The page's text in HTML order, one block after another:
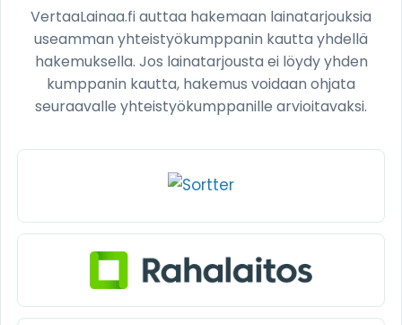
VertaaLainaa.fi auttaa hakemaan lainatarjouksia
useamman yhteistyökumppanin kautta yhdellä
hakemuksella. Jos lainatarjousta ei löydy yhden
kumppanin kautta, hakemus voidaan ohjata
seuraavalle yhteistyökumppanille arvioitavaksi.